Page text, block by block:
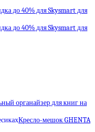
до 40% для Skysmart для
до 40% для Skysmart для
органайзер для книг на
Кресло-мешок GHENTA